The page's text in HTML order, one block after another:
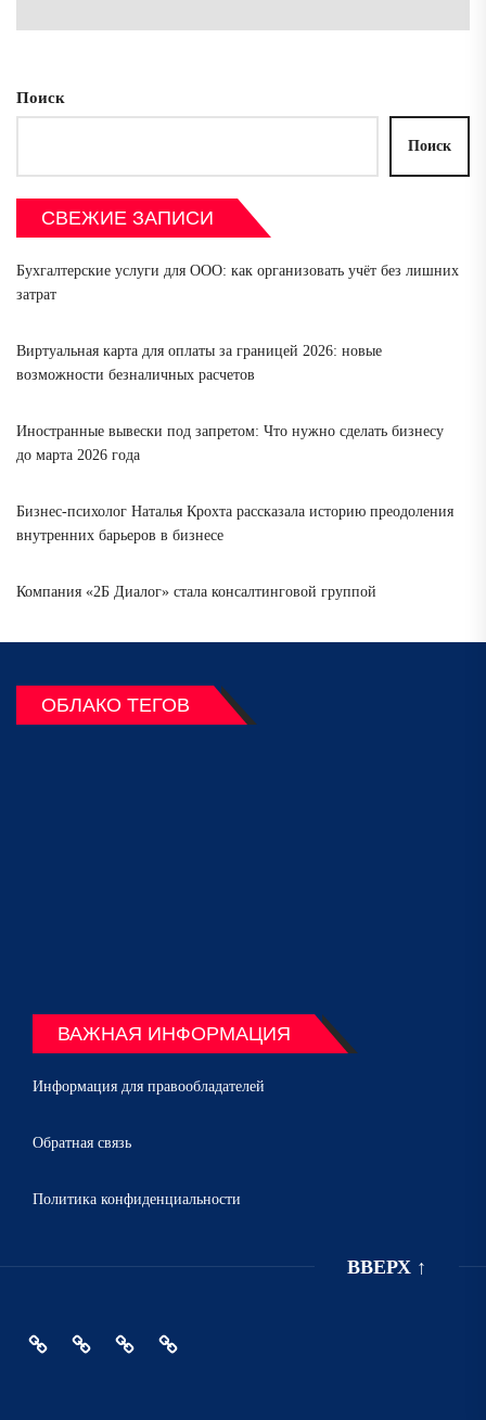
Поиск
Поиск
СВЕЖИЕ ЗАПИСИ
Бухгалтерские услуги для ООО: как организовать учёт без лишних
затрат
Виртуальная карта для оплаты за границей 2026: новые
возможности безналичных расчетов
Иностранные вывески под запретом: Что нужно сделать бизнесу
до марта 2026 года
Бизнес-психолог Наталья Крохта рассказала историю преодоления
внутренних барьеров в бизнесе
Компания «2Б Диалог» стала консалтинговой группой
ОБЛАКО ТЕГОВ
ВАЖНАЯ ИНФОРМАЦИЯ
Информация для правообладателей
Обратная связь
Политика конфиденциальности
ВВЕРХ ↑
ГлавнаяПолитикаИнформация
Обратная